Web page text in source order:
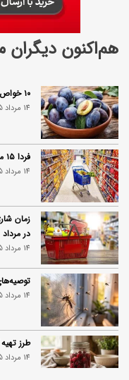
هم‌اکنون دیگران
۱۰ خواص آلو؛ فواید شگفت‌انگیز این میوه برای سلامت بدن
14 مرداد 1405
فردا ۱۵ مرداد کالابرگ این افراد واریز می‌شود
14 مرداد 1405
زمان
در مرداد
14 مرداد 1405
14 مرداد 1405
طرز
14 مرداد 1405